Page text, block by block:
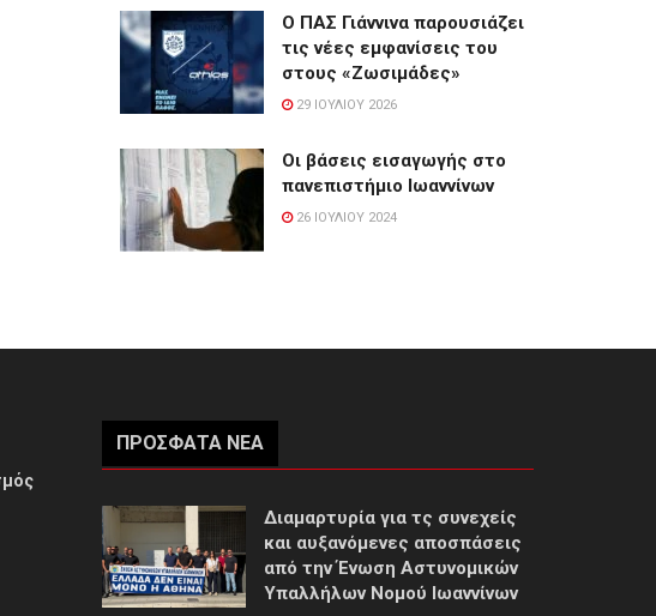
Ο ΠΑΣ Γιάννινα παρουσιάζει
τις νέες εμφανίσεις του
στους «Ζωσιμάδες»
29 ΙΟΥΛΊΟΥ 2026
Οι βάσεις εισαγωγής στο
πανεπιστήμιο Ιωαννίνων
26 ΙΟΥΛΊΟΥ 2024
ΠΡΌΣΦΑΤΑ ΝΈΑ
Διαμαρτυρία για τς συνεχείς
και αυξανόμενες αποσπάσεις
από την Ένωση Αστυνομικών
Υπαλλήλων Νομού Ιωαννίνων